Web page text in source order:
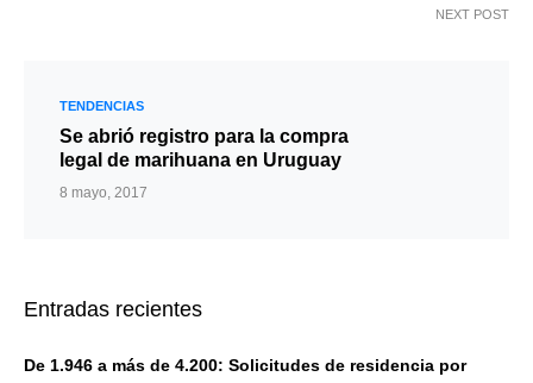
NEXT POST
TENDENCIAS
Se abrió registro para la compra
legal de marihuana en Uruguay
8 mayo, 2017
Entradas recientes
De 1.946 a más de 4.200: Solicitudes de residencia por